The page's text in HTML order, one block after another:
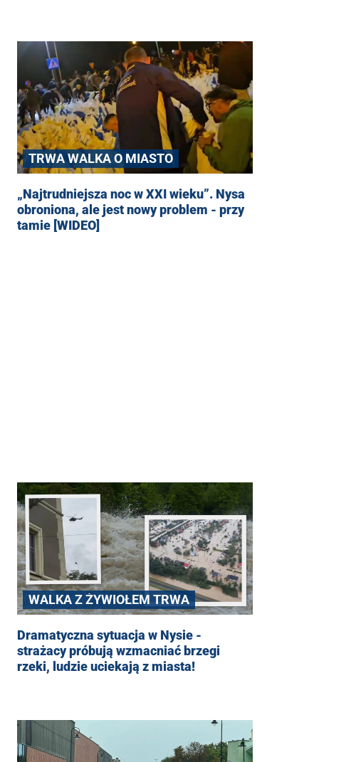
TRWA WALKA O MIASTO
„Najtrudniejsza noc w XXI wieku”. Nysa
obroniona, ale jest nowy problem - przy
tamie [WIDEO]
WALKA Z ŻYWIOŁEM TRWA
Dramatyczna sytuacja w Nysie -
strażacy próbują wzmacniać brzegi
rzeki, ludzie uciekają z miasta!